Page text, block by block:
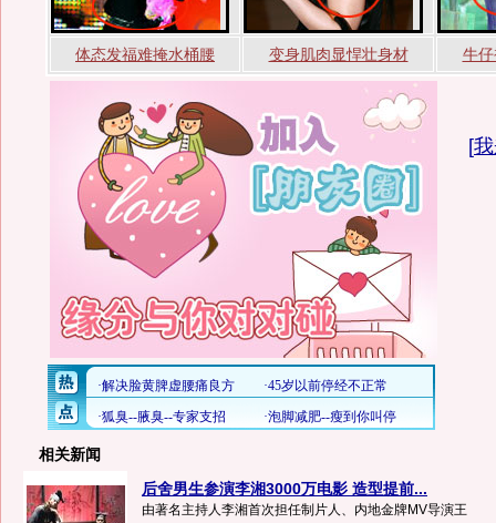
体态发福难掩水桶腰 变身肌肉显悍壮身材 牛
[
相关新闻
后舍男生参演李湘3000万电影 造型提前...
由著名主持人李湘首次担任制片人、内地金牌MV导演王